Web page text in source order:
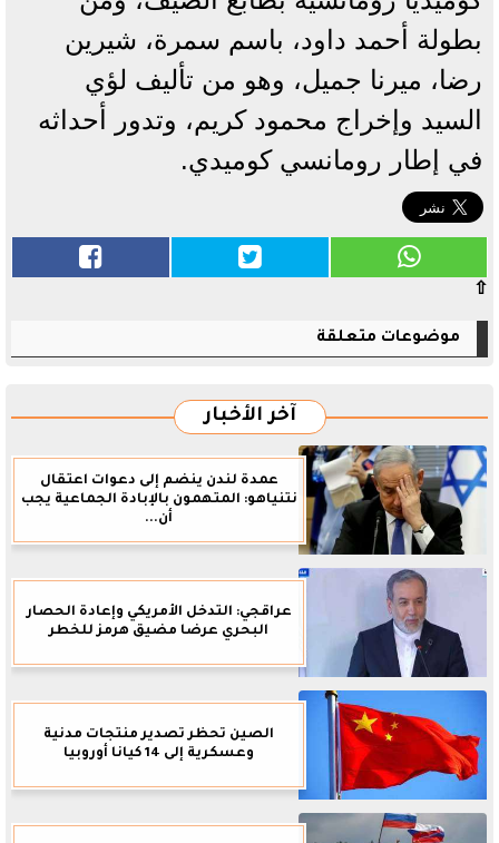
بطولة أحمد داود، باسم سمرة، شيرين
رضا، ميرنا جميل، وهو من تأليف لؤي
السيد وإخراج محمود كريم، وتدور أحداثه
في إطار رومانسي كوميدي.
⇧
موضوعات متعلقة
آخر الأخبار
عمدة لندن ينضم إلى دعوات اعتقال
نتنياهو: المتهمون بالإبادة الجماعية يجب
أن...
عراقجي: التدخل الأمريكي وإعادة الحصار
البحري عرضا مضيق هرمز للخطر
الصين تحظر تصدير منتجات مدنية
وعسكرية إلى 14 كيانا أوروبيا